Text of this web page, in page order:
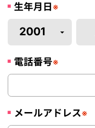
生年月日※
電話番号※
メールアドレス※